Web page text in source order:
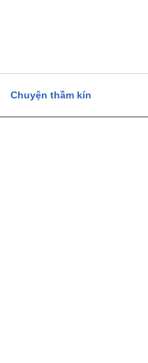
Chuyện thầm kín